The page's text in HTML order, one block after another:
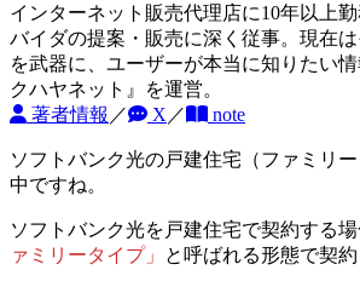
インターネット販売代理店に10年以上
バイダの提案・販売に深く従事。現在
を武器に、ユーザーが本当に知りたい
クハヤネット』を運営。
著者情報 ／ X ／ note
ソフトバンク光の戸建住宅（ファミリ
中ですね。
ソフトバンク光を戸建住宅で契約する
ァミリータイプ」
と呼ばれる形態で契約